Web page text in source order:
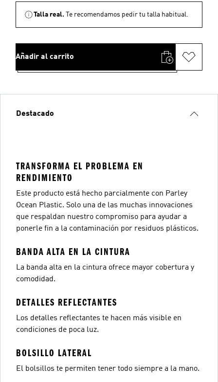
Talla real. Te recomendamos pedir tu talla habitual.
Añadir al carrito
Destacado
TRANSFORMA EL PROBLEMA EN
RENDIMIENTO
Este producto está hecho parcialmente con Parley
Ocean Plastic. Solo una de las muchas innovaciones
que respaldan nuestro compromiso para ayudar a
ponerle fin a la contaminación por residuos plásticos.
BANDA ALTA EN LA CINTURA
La banda alta en la cintura ofrece mayor cobertura y
comodidad.
DETALLES REFLECTANTES
Los detalles reflectantes te hacen más visible en
condiciones de poca luz.
BOLSILLO LATERAL
El bolsillos te permiten tener todo siempre a la mano.